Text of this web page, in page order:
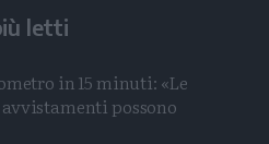
letti
in 15 minuti: «Le
possono